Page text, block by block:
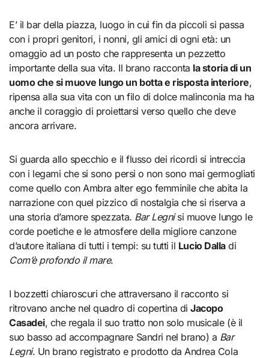
E’ il bar della piazza, luogo in cui fin da piccoli si passa
con i propri genitori, i nonni, gli amici di ogni età: un
omaggio ad un posto che rappresenta un pezzetto
importante della sua vita. Il brano racconta la storia di un
uomo che si muove lungo un botta e risposta interiore,
ripensa alla sua vita con un filo di dolce malinconia ma ha
anche il coraggio di proiettarsi verso quello che deve
ancora arrivare.
Si guarda allo specchio e il flusso dei ricordi si intreccia
con i legami che si sono persi o non sono mai germogliati
come quello con Ambra alter ego femminile che abita la
narrazione con quel pizzico di nostalgia che si riserva a
una storia d’amore spezzata. Bar Legnisi muove lungo le
corde poetiche e le atmosfere della migliore canzone
d’autore italiana di tutti i tempi: su tutti il Lucio Dalladi
Com’è profondo il mare.
I bozzetti chiaroscuri che attraversano il racconto si
ritrovano anche nel quadro di copertina diJacopo
Casadei, che regala il suo tratto non solo musicale (è il
suo basso ad accompagnare Sandri nel brano) a Bar
Legni. Un brano registrato e prodotto da Andrea Cola